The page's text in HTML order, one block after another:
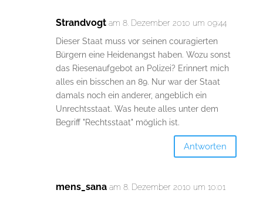
Strandvogt am 8. Dezember 2010 um 09:44
Dieser Staat muss vor seinen couragierten
Bürgern eine Heidenangst haben. Wozu sonst
das Riesenaufgebot an Polizei? Erinnert mich
alles ein bisschen an 89. Nur war der Staat
damals noch ein anderer, angeblich ein
Unrechtsstaat. Was heute alles unter dem
Begriff "Rechtsstaat" möglich ist.
Antworten
mens_sana am 8. Dezember 2010 um 10:01